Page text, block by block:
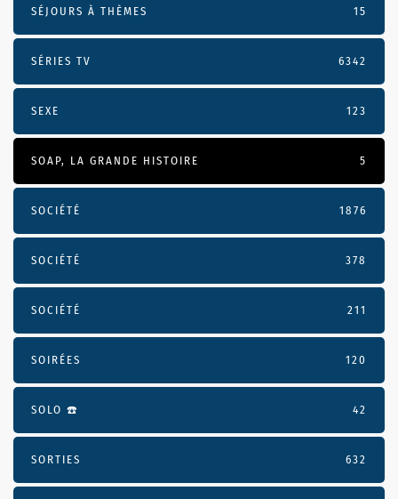
SÉJOURS À THÈMES 15
SÉRIES TV 6342
SEXE 123
SOAP, LA GRANDE HISTOIRE 5
SOCIÉTÉ 1876
SOCIÉTÉ 378
SOCIÉTÉ 211
SOIRÉES 120
SOLO ☎️ 42
SORTIES 632